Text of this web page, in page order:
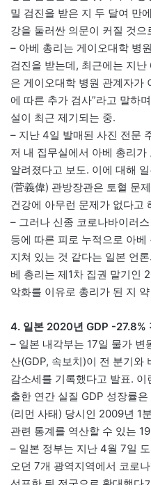
밀 검진을 받은 지 두 달여 만
강을 둘러싼 의문이 커질 것으
– 아베 총리는 게이오대학 병
검진을 받는데, 최근에는 지
은 게이오대학 병원 관계자가
에 따른 추가 검사”라고 말하
설이 최근 제기되는 중.
– 지난 4일 발매된 사진 전문
저 내 집무실에서 아베 총리가
알려졌다고 보도. 이에 대해
(菅義偉) 관방장관은 토혈 문
건강에 아무런 문제가 없다고
– 그러나 신종 코로나바이러
등에 따른 피로 누적으로 아
지쳐 있는 것 같다는 일본 언
베 총리는 제1차 집권 말기인
악화를 이유로 총리가 된 지
4. 일본 2020년 GDP -27.8%
– 일본 내각부는 17일 물가 변
산(GDP, 속보치)이 전 분기와
감소세를 기록했다고 발표.
출한 연간 실질 GDP 성장률
(리먼 사태) 당시인 2009년 1
관련 통계를 역산할 수 있는
– 일본 정부는 지난 4월 7일
오던 7개 광역지역에서 코로